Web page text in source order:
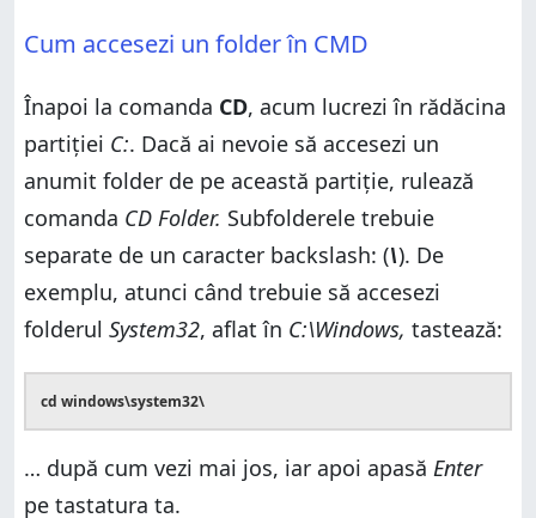
Cum accesezi un folder în CMD
Înapoi la comanda CD, acum lucrezi în rădăcina
partiției C:. Dacă ai nevoie să accesezi un
anumit folder de pe această partiție, rulează
comanda CD Folder. Subfolderele trebuie
separate de un caracter backslash: (\). De
exemplu, atunci când trebuie să accesezi
folderul System32, aflat în C:\Windows, tastează:
cd windows\system32\
… după cum vezi mai jos, iar apoi apasă Enter
pe tastatura ta.